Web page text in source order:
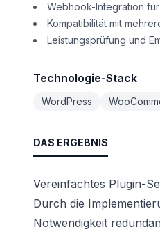
Webhook-Integration
Kompatibilität mit
Leistungsprüfung und
Technologie-Stack
WordPress
DAS ERGEBNIS
Vereinfachtes Plugin-
Durch die
Notwendigkeit